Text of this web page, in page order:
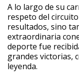
A lo largo de su
respeto del
resultados, sino
extraordinaria
deporte fue
grandes victorias,
leyenda.